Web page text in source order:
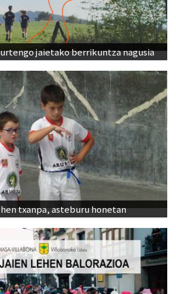
jaietako berrikuntza nagusia
txanpa, asteburu honetan